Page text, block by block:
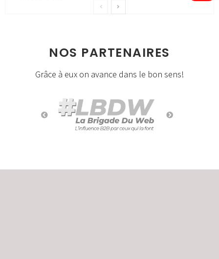
NOS PARTENAIRES
Grâce à eux on avance dans le bon sens!